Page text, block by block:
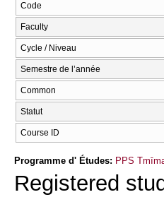
Code
Faculty
Cycle / Niveau
Semestre de l’année
Common
Statut
Course ID
Programme d' Études: PPS
Registered